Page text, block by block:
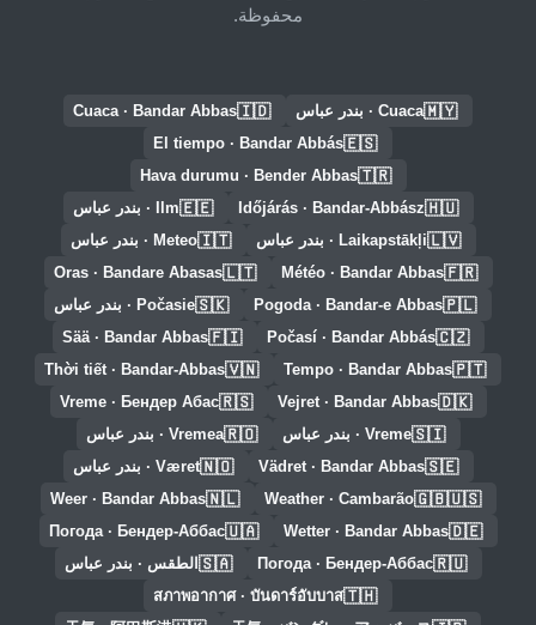
محفوظة.
🇲🇾Cuaca · بندر عباس 🇮🇩
Cuaca · Bandar Abbas
🇪🇸
El tiempo · Bandar Abbás
🇹🇷
Hava durumu · Bender Abbas
🇭🇺
Időjárás · Bandar-Abbász
🇪🇪Ilm · بندر عباس
🇱🇻Laikapstākļi · بندر عباس 🇮🇹Meteo · بندر عباس
🇫🇷
Météo · Bandar Abbas
🇱🇹
Oras · Bandare Abasas
🇵🇱
Pogoda · Bandar-e Abbas
🇸🇰Počasie · بندر عباس
🇨🇿
Počasí · Bandar Abbás
🇫🇮
Sää · Bandar Abbas
🇵🇹
Tempo · Bandar Abbas
🇻🇳
Thời tiết · Bandar-Abbas
🇩🇰
Vejret · Bandar Abbas
🇷🇸
Vreme · Бендер Абас
🇸🇮Vreme · بندر عباس 🇷🇴Vremea · بندر عباس
🇸🇪
Vädret · Bandar Abbas
🇳🇴Været · بندر عباس
🇬🇧🇺🇸
Weather · Cambarão
🇳🇱
Weer · Bandar Abbas
🇩🇪
Wetter · Bandar Abbas
🇺🇦
Погода · Бендер-Аббас
🇷🇺
Погода · Бендер-Аббас
🇸🇦 الطقس · بندر عباس
🇹🇭
สภาพอากาศ · บันดาร์อับบาส